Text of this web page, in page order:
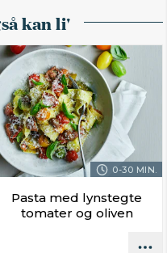
kan li'
0-30 MIN.
Pasta med lynstegte
tomater og oliven